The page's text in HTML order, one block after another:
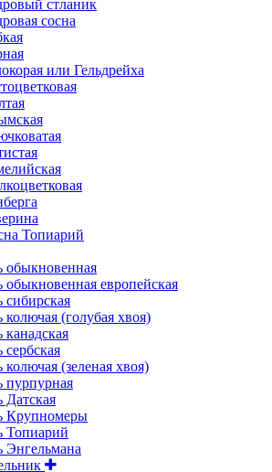
стланик
сосна
или Гельдрейха
Топиарий
обыкновенная
обыкновенная европейская
сибирская
колючая (голубая хвоя)
канадская
сербская
колючая (зеленая хвоя)
пурпурная
Датская
Крупномеры
Топиарий
Энгельмана